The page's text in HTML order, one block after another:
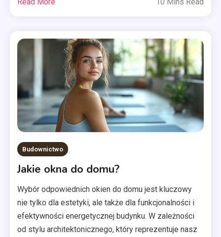
Budownictwo
Jakie okna do domu?
Wybór odpowiednich okien do domu jest kluczowy
nie tylko dla estetyki, ale także dla funkcjonalności i
efektywności energetycznej budynku. W zależności
od stylu architektonicznego, który reprezentuje nasz